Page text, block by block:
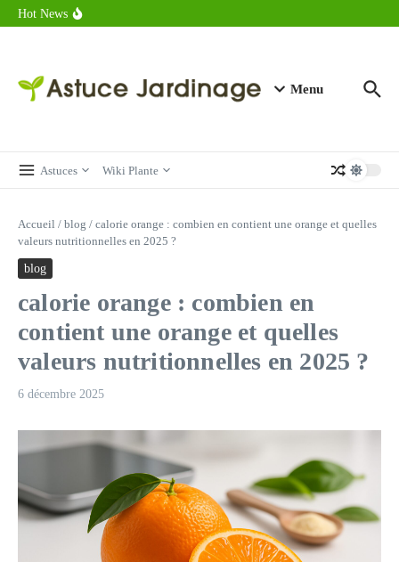
Aller au contenu
Hot News
Combien de calories dans un croque monsieur en 2025 ?
Menu
Astuces Wiki Plante
Accueil / blog / calorie orange : combien en contient une orange et quelles
valeurs nutritionnelles en 2025 ?
blog
calorie orange : combien en
contient une orange et quelles
valeurs nutritionnelles en 2025 ?
6 décembre 2025